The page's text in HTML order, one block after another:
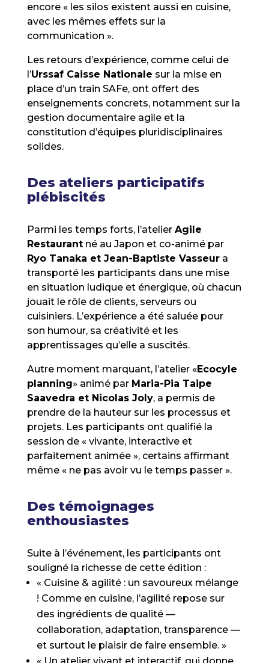
encore « les silos existent aussi en cuisine,
avec les mêmes effets sur la
communication ».
Les retours d’expérience, comme celui de
l’Urssaf Caisse Nationale sur la mise en
place d’un train SAFe, ont offert des
enseignements concrets, notamment sur la
gestion documentaire agile et la
constitution d’équipes pluridisciplinaires
solides.
Des ateliers participatifs
plébiscités
Parmi les temps forts, l’atelier Agile
Restaurantné au Japon et co-animé par
Ryo Tanaka et Jean-Baptiste Vasseura
transporté les participants dans une mise
en situation ludique et énergique, où chacun
jouait le rôle de clients, serveurs ou
cuisiniers. L’expérience a été saluée pour
son humour, sa créativité et les
apprentissages qu’elle a suscités.
Autre moment marquant, l’atelier «Ecocyle
planning» animé par Maria-Pia Taipe
Saavedra et Nicolas Joly, a permis de
prendre de la hauteur sur les processus et
projets. Les participants ont qualifié la
session de « vivante, interactive et
parfaitement animée », certains affirmant
même « ne pas avoir vu le temps passer ».
Des témoignages
enthousiastes
Suite à l’événement, les participants ont
souligné la richesse de cette édition :
« Cuisine & agilité : un savoureux mélange
! Comme en cuisine, l’agilité repose sur
des ingrédients de qualité —
collaboration, adaptation, transparence —
et surtout le plaisir de faire ensemble. »
« Un atelier vivant et interactif, qui donne